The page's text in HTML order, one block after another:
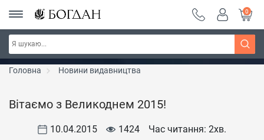
Серія "Вандербікери" ~ знижка 25%
0
Головна Новини видавництва
Вітаємо з Великоднем 2015!
10.04.2015 1424 Час читання: 2хв.